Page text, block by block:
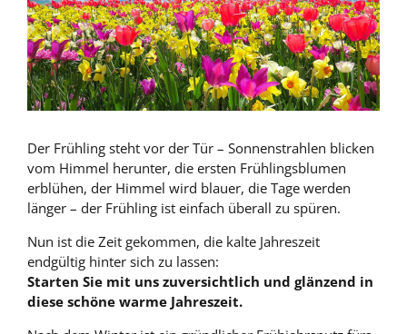
Der Frühling steht vor der Tür – Sonnenstrahlen blicken
vom Himmel herunter, die ersten Frühlingsblumen
erblühen, der Himmel wird blauer, die Tage werden
länger – der Frühling ist einfach überall zu spüren.
Nun ist die Zeit gekommen, die kalte Jahreszeit
endgültig hinter sich zu lassen:
Starten Sie mit uns zuversichtlich und glänzend in
diese schöne warme Jahreszeit.